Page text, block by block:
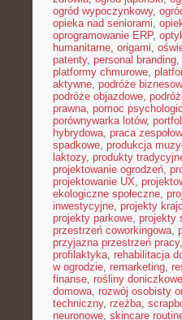
ogród wypoczynkowy,
opieka nad seniorami,
oprogramowanie ERP,
humanitarne, origami,
patenty, personal branding,
platformy chmurowe,
aktywne, podróże
podróże objazdowe,
prawna, pomoc
porównywarka lotów,
hybrydowa, praca
spadkowe, produkcja
laktozy, produkty
projektowanie ogrodzeń,
projektowanie UX,
ekologiczne społeczne,
inwestycyjne, projekty
projekty parkowe, projekty
przestrzeń coworkingowa,
przyjazna przestrzeń pracy,
profilaktyka, rehabilitacja
w ogrodzie, remarketing,
finanse, rośliny
domowa, rozwój osobisty
techniczny, rzeźba,
neuronowe, skincare